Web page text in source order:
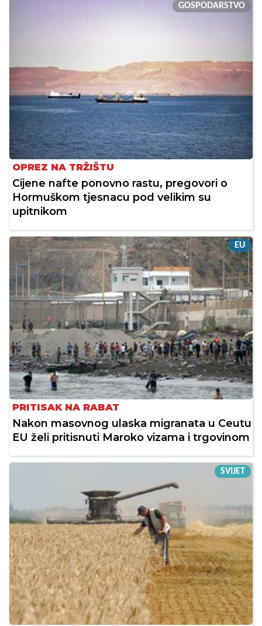
GOSPODARSTVO
OPREZ NA TRŽIŠTU
Cijene nafte ponovno rastu, pregovori o
Hormuškom tjesnacu pod velikim su
upitnikom
EU
PRITISAK NA RABAT
Nakon masovnog ulaska migranata u Ceutu
EU želi pritisnuti Maroko vizama i trgovinom
SVIJET